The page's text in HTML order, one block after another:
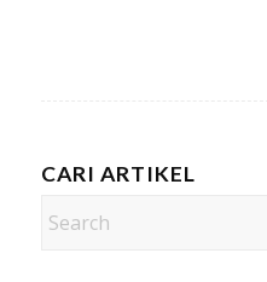
CARI ARTIKEL